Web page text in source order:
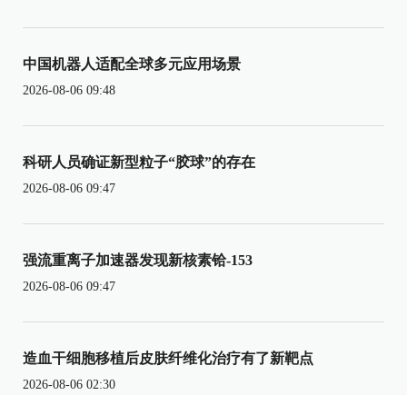
中国机器人适配全球多元应用场景
2026-08-06 09:48
科研人员确证新型粒子“胶球”的存在
2026-08-06 09:47
强流重离子加速器发现新核素铪-153
2026-08-06 09:47
造血干细胞移植后皮肤纤维化治疗有了新靶点
2026-08-06 02:30